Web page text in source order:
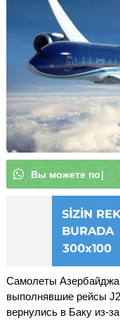
Вы може|
Самолеты
выполнявшие рейсы
вернулись в Баку из-